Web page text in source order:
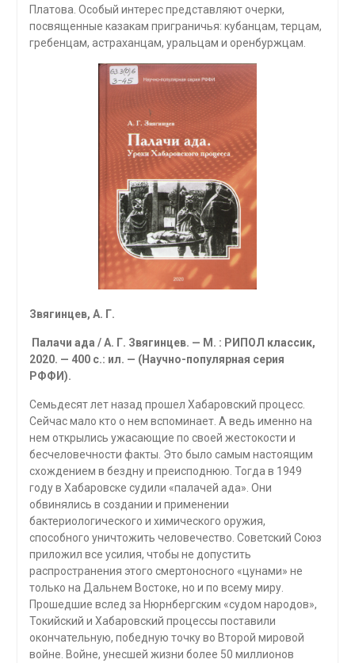
Платова. Особый интерес представляют очерки,
посвященные казакам приграничья: кубанцам, терцам,
гребенцам, астраханцам, уральцам и оренбуржцам.
Звягинцев, А. Г.
Палачи ада / А. Г. Звягинцев. — М. : РИПОЛ классик,
2020. — 400 с.: ил. — (Научно-популярная серия
РФФИ).
Семьдесят лет назад прошел Хабаровский процесс.
Сейчас мало кто о нем вспоминает. А ведь именно на
нем открылись ужасающие по своей жестокости и
бесчеловечности факты. Это было самым настоящим
схожде­нием в бездну и преисподнюю. Тогда в 1949
году в Хабаровске судили «пала­чей ада». Они
обвинялись в создании и применении
бактериологического и химического оружия,
способного уничтожить человечество. Советский Союз
приложил все усилия, чтобы не допустить
распространения этого смертоносного «цунами» не
только на Дальнем Востоке, но и по всему миру.
Прошедшие вслед за Нюрнбергским «судом народов»,
Токийский и Хаба­ровский процессы поставили
окончательную, победную точку во Второй мировой
войне. Войне, унесшей жизни более 50 миллионов